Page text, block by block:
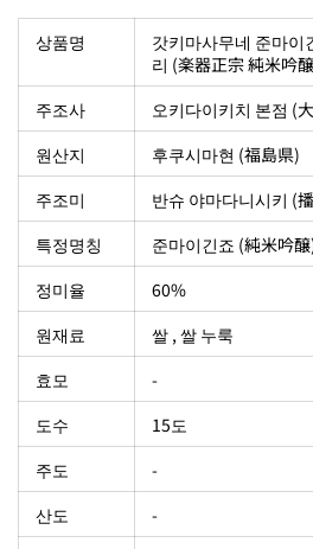
상품명
갓키마사무네 준마이
리 (楽器正宗 純米吟
주조사
오키다이키치 본점 (
원산지
후쿠시마현 (福島県)
주조미
반슈 야마다니시키 (
특정명칭
준마이긴죠 (純米吟
정미율
60%
원재료
쌀 , 쌀 누룩
효모
-
도수
15도
주도
-
산도
-